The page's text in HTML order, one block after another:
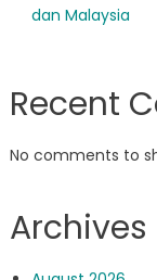
dan Malaysia
Recent
No comments to
Archives